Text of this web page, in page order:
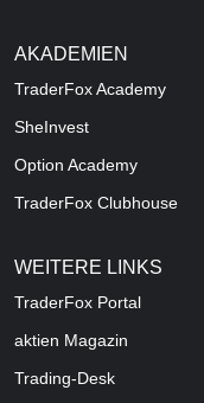
AKADEMIEN
TraderFox Academy
SheInvest
Option Academy
TraderFox Clubhouse
WEITERE LINKS
TraderFox Portal
aktien Magazin
Trading-Desk